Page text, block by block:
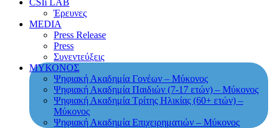
CSIi LAB
Έρευνες
MEDIA
Press Release
Press
Συνεντεύξεις
ΜΥΚΟΝΟΣ
Ψηφιακή Ακαδημία Γονέων – Μύκονος
Ψηφιακή Ακαδημία Παιδιών (7-17 ετών) – Μύκονος
Ψηφιακή Ακαδημία Τρίτης Ηλικίας (60+ ετών) –
Μύκονος
Ψηφιακή Ακαδημία Επιχειρηματιών – Μύκονος